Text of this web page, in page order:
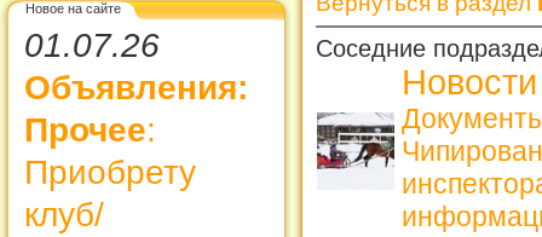
Новое на сайте
01.07.26
Объявления:
Прочее:
Приобрету
клуб/
Соседние
Новости